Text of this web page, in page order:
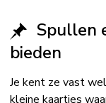
Spullen
bieden
Je kent ze vast
kleine kaartjes